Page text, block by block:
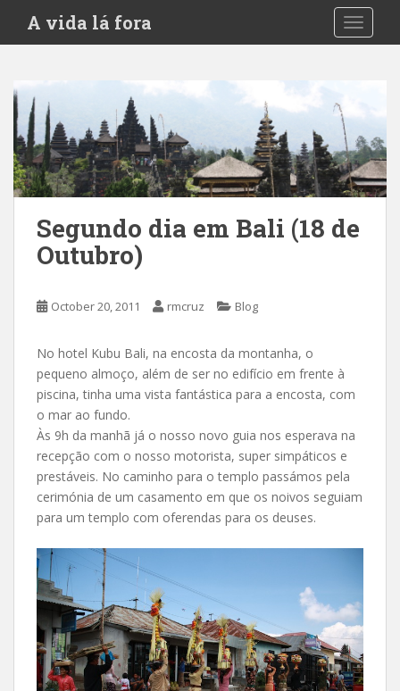
i
A vida lá fora
Segundo dia em Bali (18 de
Outubro)
October 20, 2011 rmcruz Blog
No hotel Kubu Bali, na encosta da montanha, o
pequeno almoço, além de ser no edifício em frente à
piscina, tinha uma vista fantástica para a encosta, com
o mar ao fundo.
Às 9h da manhã já o nosso novo guia nos esperava na
recepção com o nosso motorista, super simpáticos e
prestáveis. No caminho para o templo passámos pela
cerimónia de um casamento em que os noivos seguiam
para um templo com oferendas para os deuses.